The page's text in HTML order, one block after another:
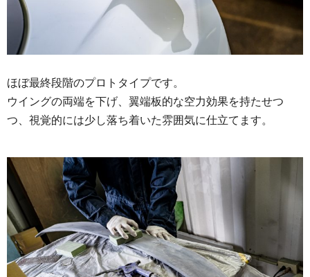
ほぼ最終段階のプロトタイプです。
ウイングの両端を下げ、翼端板的な空力効果を持たせつ
つ、視覚的には少し落ち着いた雰囲気に仕立てます。